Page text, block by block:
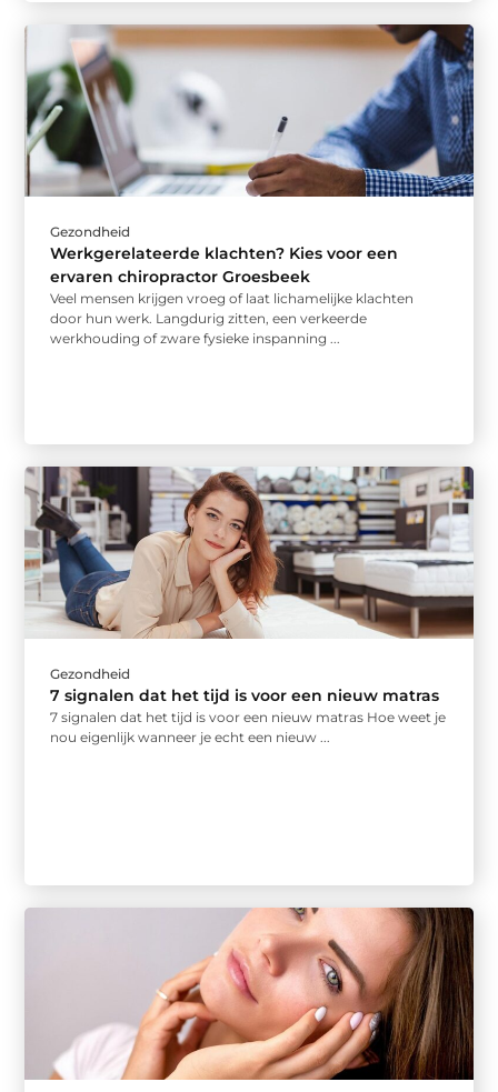
Gezondheid
Werkgerelateerde klachten? Kies voor een
ervaren chiropractor Groesbeek
Veel mensen krijgen vroeg of laat lichamelijke klachten
door hun werk. Langdurig zitten, een verkeerde
werkhouding of zware fysieke inspanning ...
Gezondheid
7 signalen dat het tijd is voor een nieuw matras
7 signalen dat het tijd is voor een nieuw matras Hoe weet je
nou eigenlijk wanneer je echt een nieuw ...